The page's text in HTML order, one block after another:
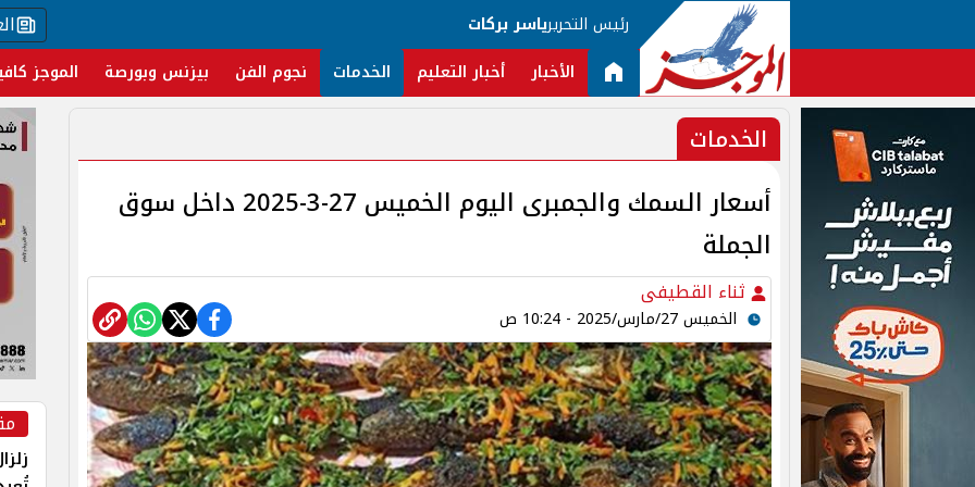
رئيس التحريرياسر بركات
الأخبار أخبار التعليم الخدمات نجوم الفن بيزنس وبورصة الموجز
الخدمات
أسعار السمك والجمبرى اليوم الخميس 27-3-2025 داخل سوق
الجملة
ثناء القطيفى
الخميس 27/مارس/2025 - 10:24 ص